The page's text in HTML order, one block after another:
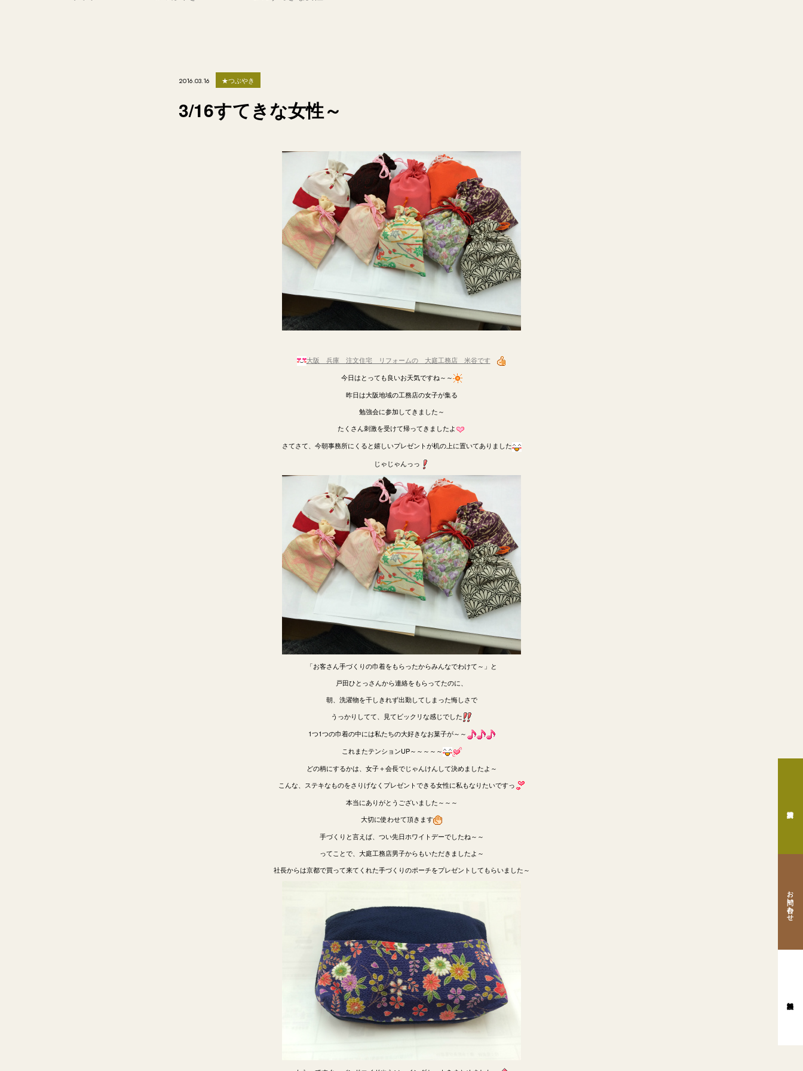
2016.03.16 ★つぶやき
3/16すてきな女性～
大阪 兵庫 注文住宅 リフォームの 大庭工務店 米谷です
今日はとっても良いお天気ですね～～
昨日は大阪地域の工務店の女子が集る
勉強会に参加してきました～
たくさん刺激を受けて帰ってきましたよ
さてさて、今朝事務所にくると嬉しいプレゼントが机の上に置いてありました
じゃじゃんっっ
「お客さん手づくりの巾着をもらったからみんなでわけて～」と
戸田ひとっさんから連絡をもらってたのに、
朝、洗濯物を干しきれず出勤してしまった悔しさで
うっかりしてて、見てビックリな感じでした
1つ1つの巾着の中には私たちの大好きなお菓子が～～
これまたテンションUP～～～～～
どの柄にするかは、女子＋会長でじゃんけんして決めましたよ～
こんな、ステキなものをさりげなくプレゼントできる女性に私もなりたいですっ
本当にありがとうございました～～～
大切に使わせて頂きます
手づくりと言えば、つい先日ホワイトデーでしたね～～
ってことで、大庭工務店男子からもいただきましたよ～
社長からは京都で買って来てくれた手づくりのポーチをプレゼントしてもらいました～
お問い合わせ